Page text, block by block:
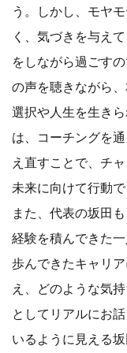
う。しかし、モヤ
く、気づきを与え
をしながら過ごす
の声を聴きながら
選択や人生を生き
は、コーチングを
え直すことで、チ
未来に向けて行動
また、代表の坂田
経験を積んできた
歩んできたキャリ
え、どのような気
としてリアルにお
いるように見える